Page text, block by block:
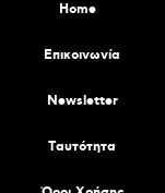
Home
Επικοινωνία
Newsletter
Tαυτότητα